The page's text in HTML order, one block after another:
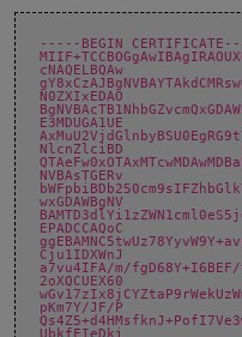
-----BEGIN
cNAQELBQAw
N0ZXIxEDAO
E3MDUGA1UE
NlcnZlciBD
NVBAsTGERv
wxGDAWBgNV
EPADCCAQoC
Cju1IDXWnJ
a7vu4IFA/m/fgD68Y+I6BEF/
2oXQCUEX60
pKm7Y/JF/P
UbkfFIeDki